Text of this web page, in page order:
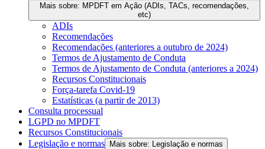
Mais sobre: MPDFT em Ação (ADIs, TACs, recomendações,
etc)
ADIs
Recomendações
Recomendações (anteriores a outubro de 2024)
Termos de Ajustamento de Conduta
Termos de Ajustamento de Conduta (anteriores a 2024)
Recursos Constitucionais
Força-tarefa Covid-19
Estatísticas (a partir de 2013)
Consulta processual
LGPD no MPDFT
Recursos Constitucionais
Legislação e normas
Mais sobre: Legislação e normas